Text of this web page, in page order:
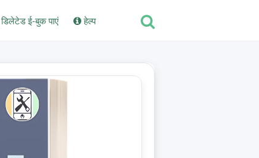
डिलेटेड ई-बुक पाएं हेल्प